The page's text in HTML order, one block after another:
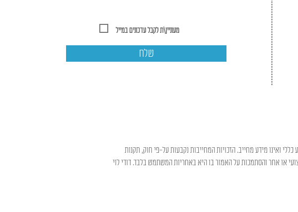
שלח
ואינו מידע מחייב. הזכויות המחייבות נקבעות על-פי חוק, תקנות
או אחר והסתמכות על האמור בו היא באחריות המשתמש בלבד. דודי לוי